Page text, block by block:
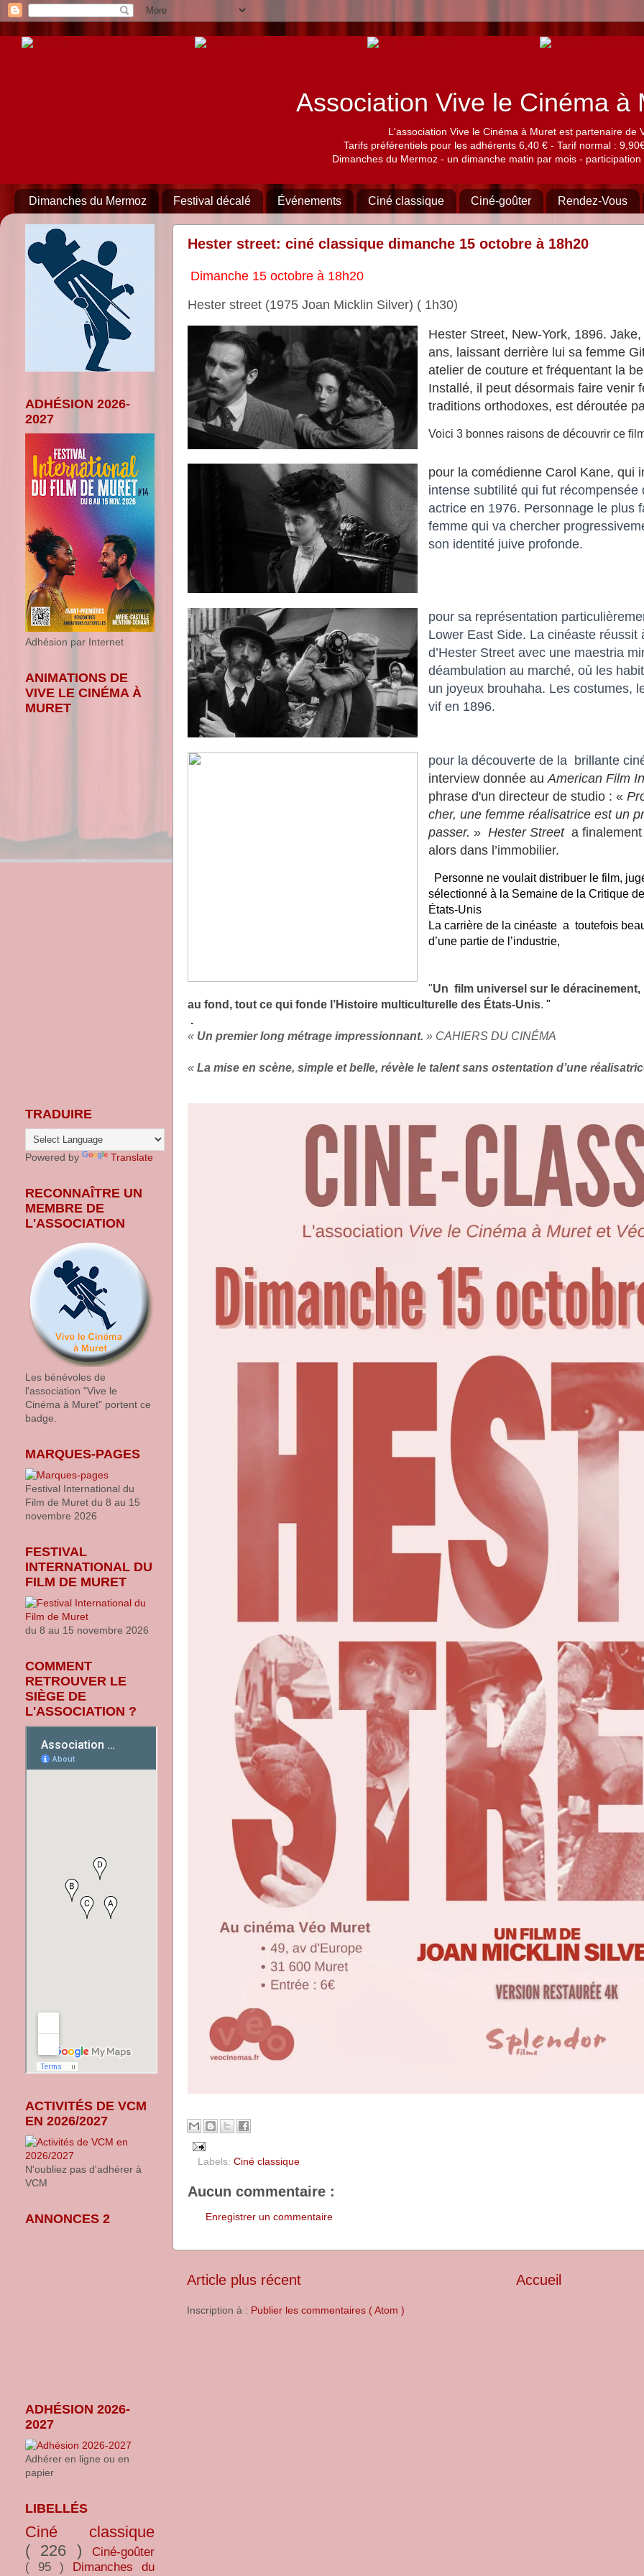
Association Vive le Cinéma à
L'association Vive le Cinéma à Muret est partenaire de
Tarifs préférentiels pour les adhérents 6,40 € - Tarif normal :
Dimanches du Mermoz - un dimanche matin par mois -
Dimanches du Mermoz Festival décalé Événements Ciné classique Ciné-goûter Rendez-Vous
Hester street: ciné classique dimanche 15 octobre à 18h20
Dimanche 15 octobre à 18h20
Hester street (1975 Joan Micklin Silver) ( 1h30)
Hester Street, New-York, 1896.
ans, laissant derrière lui sa femme
atelier de couture et fréquentant la
Installé, il peut désormais faire venir
traditions orthodoxes, est déroutée
Voici 3 bonnes raisons de découvrir ce
pour la comédienne Carol Kane, qui
intense subtilité qui fut récompensée
actrice en 1976. Personnage le plus
femme qui va chercher
son identité juive profonde.
pour sa représentation
Lower East Side. La cinéaste réussit
d’Hester Street avec une maestria
déambulation au marché, où les
un joyeux brouhaha. Les costumes,
vif en 1896.
pour la découverte de la brillante
interview donnée auAmerican Film
phrase d'un directeur de studio : «
cher, une femme réalisatrice est un
passer. » Hester Street a
alors dans l’immobilier.
Personne ne voulait distribuer le film,
sélectionné à la Semaine de la Critique
États-Unis
La carrière de la cinéaste a toutefois
d’une partie de l’industrie,
"Un film universel sur le
au fond, tout ce qui fonde l’Histoire multiculturelle des États-Unis. "
.
« Un premier long métrage impressionnant. » CAHIERS DU CINÉMA
« La mise en scène, simple et belle, révèle le talent sans ostentation d’une
Labels: Ciné classique
Aucun commentaire :
Enregistrer un commentaire
Article plus récent Accueil
Inscription à : Publier les commentaires ( Atom )
ADHÉSION 2026-
2027
Adhésion par Internet
ANIMATIONS DE
VIVE LE CINÉMA À
MURET
TRADUIRE
Powered by Translate
RECONNAÎTRE UN
MEMBRE DE
L'ASSOCIATION
Les bénévoles de
l'association "Vive le
Cinéma à Muret" portent ce
badge.
MARQUES-PAGES
Festival International du
Film de Muret du 8 au 15
novembre 2026
FESTIVAL
INTERNATIONAL DU
FILM DE MURET
du 8 au 15 novembre 2026
COMMENT
RETROUVER LE
SIÈGE DE
L'ASSOCIATION ?
ACTIVITÉS DE VCM
EN 2026/2027
N'oubliez pas d'adhérer à
VCM
ANNONCES 2
ADHÉSION 2026-
2027
Adhérer en ligne ou en
papier
LIBELLÉS
Ciné classique
( 226 )
Ciné-goûter
( 95 ) Dimanches du